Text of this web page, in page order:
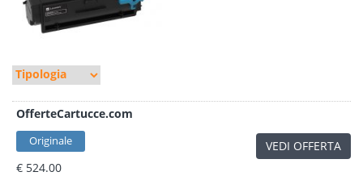
OfferteCartucce.com
Originale
€ 524.00
VEDI OFFERTA